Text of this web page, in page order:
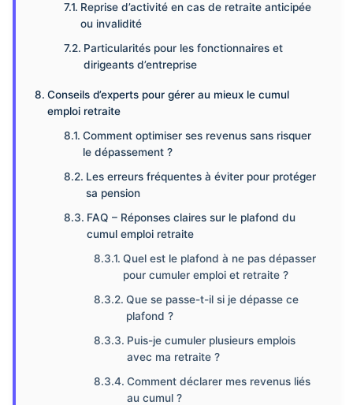
Reprise d’activité en cas de retraite anticipée
ou invalidité
Particularités pour les fonctionnaires et
dirigeants d’entreprise
Conseils d’experts pour gérer au mieux le cumul
emploi retraite
Comment optimiser ses revenus sans risquer
le dépassement ?
Les erreurs fréquentes à éviter pour protéger
sa pension
FAQ – Réponses claires sur le plafond du
cumul emploi retraite
Quel est le plafond à ne pas dépasser
pour cumuler emploi et retraite ?
Que se passe-t-il si je dépasse ce
plafond ?
Puis-je cumuler plusieurs emplois
avec ma retraite ?
Comment déclarer mes revenus liés
au cumul ?